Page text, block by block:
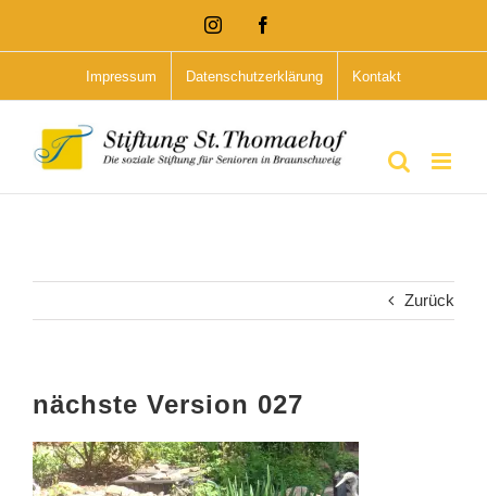
Inhalt
Instagram
Impressum Datenschutzerklärung Kontakt
Zurück
nächste Version 027